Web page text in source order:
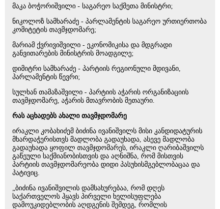
მაკა ბოჭორიშვილი - საგარეო საქმეთა მინისტრი;
ნიკოლოზ სამხარაძე - პარლამენტის საგარეო ურთიერთობა
კომიტეტის თავმჯდომარე;
მარიამ ქვრივიშვილი - ეკონომიკისა და მდგრადი
განვითარების მინისტრის მოადგილე;
დიმიტრი სამხარაძე - პარტიის რეგიონული მდივანი,
პარლამენტის წევრი;
სულხან თამაზაშვილი - პარტიის აჭარის ორგანიზაციის
თავმჯდომარე, აჭარის მთავრობის მეთაური.
რას აცხადებს ახალი თავმჯდომარე
ირაკლი კობახიძემ ბიძინა ივანიშვილს მისი კანდიდატურის
მხარდაჭერისთვს მადლობა გადაუხადა, ასევე მადლობა
გადაუხადა ყოფილ თავმჯდომარეს, ირაკლი ღარიბაშვილს
გაწეული საქმიანობისთვის და აღნიშნა, რომ მისთვის
პარტიის თავმჯდომარეობა დიდი პასუხისმგებლობაცაა და
პატივიც.
„ბიძინა ივანიშვილის დამსახურებაა, რომ დღეს
საქართველოს ჰყავს პირველი ხელისუფლება
დამოუკიდებლობის აღდგენის შემდეგ, რომლის